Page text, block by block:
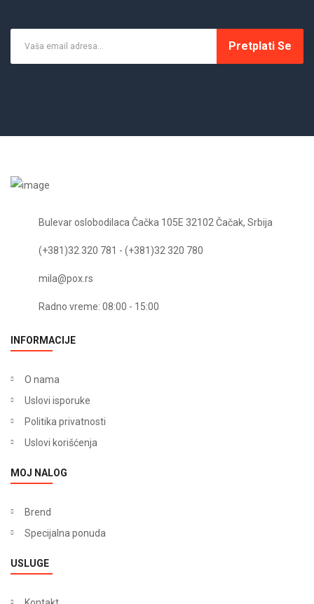
Pretplati Se
Bulevar oslobodilaca Čačka 105E 32102 Čačak, Srbija
(+381)32 320 781 - (+381)32 320 780
mila@pox.rs
Radno vreme: 08:00 - 15:00
INFORMACIJE
O nama
Uslovi isporuke
Politika privatnosti
Uslovi korišćenja
MOJ NALOG
Brend
Specijalna ponuda
USLUGE